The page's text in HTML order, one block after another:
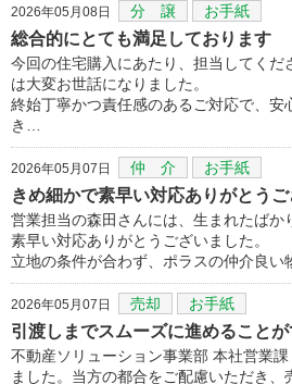
2026年05月08日 分 譲 お手紙
総合的にとても満足しております
今回の住宅購入にあたり、担当してくだ
は大変お世話になりました。
終始丁寧かつ責任感のあるご対応で、安
き…
2026年05月07日 仲 介 お手紙
きめ細かで素早い対応ありがとう
営業担当の森田さんには、生まれたばか
素早い対応ありがとうございました。
立地の条件が合わず、ポラスの仲介良い
2026年05月07日 売却 お手紙
引渡しまでスムーズに進めること
不動産ソリューション事業部 本社営業
ました。当方の都合をご配慮いただき、